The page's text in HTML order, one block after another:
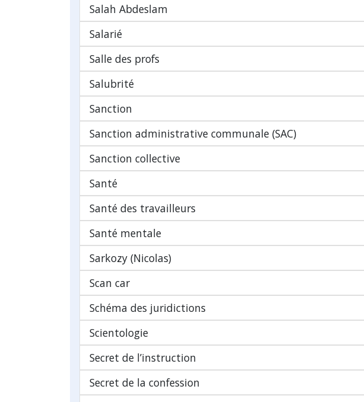
Salah Abdeslam
Salarié
Salle des profs
Salubrité
Sanction
Sanction administrative communale (SAC)
Sanction collective
Santé
Santé des travailleurs
Santé mentale
Sarkozy (Nicolas)
Scan car
Schéma des juridictions
Scientologie
Secret de l’instruction
Secret de la confession